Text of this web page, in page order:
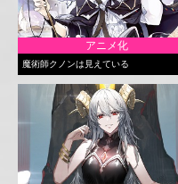
アニメ化
魔術師クノンは見えている